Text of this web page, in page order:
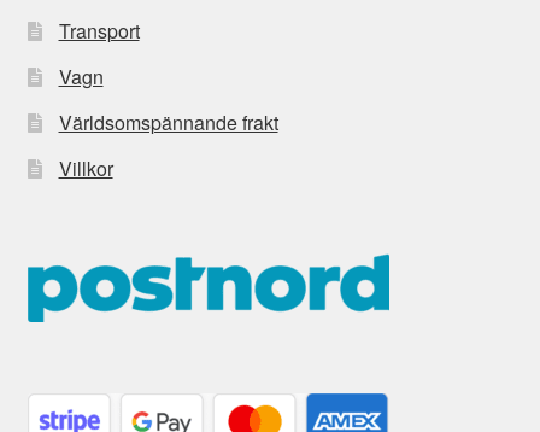
Transport
Vagn
Världsomspännande frakt
Villkor